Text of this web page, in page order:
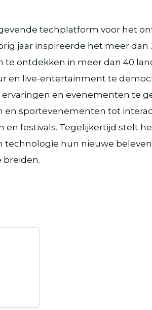
techplatform voor het
jaar inspireerde het meer dan
ontdekken in meer dan 40
en live-entertainment te
en evenementen te
sportevenementen tot
festivals. Tegelijkertijd stelt
technologie hun nieuwe
breiden.